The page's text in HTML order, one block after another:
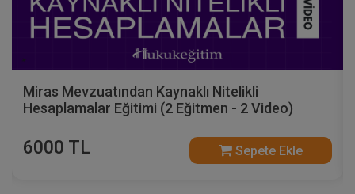
Miras Mevzuatından Kaynaklı Nitelikli
Hesaplamalar Eğitimi (2 Eğitmen - 2 Video)
6000 TL Sepete Ekle